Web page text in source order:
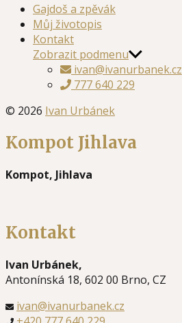
Gajdoš a zpěvák
Můj životopis
Kontakt
Zobrazit podmenu
ivan@ivanurbanek.cz
777 640 229
© 2026 Ivan Urbánek
Kompot Jihlava
Kompot, Jihlava
Kontakt
Ivan Urbánek,
Antonínská 18, 602 00 Brno, CZ
ivan@ivanurbanek.cz